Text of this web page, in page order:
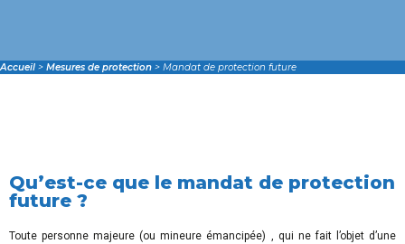
Accueil > Mesures de protection > Mandat de protection future
Qu’est-ce que le mandat de protection
future ?
Toute personne majeure (ou mineure émancipée) , qui ne fait l’objet d’une